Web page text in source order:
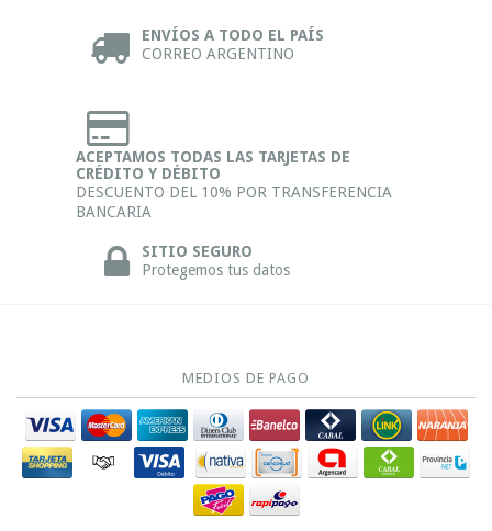
ENVÍOS A TODO EL PAÍS
CORREO ARGENTINO
ACEPTAMOS TODAS LAS TARJETAS DE
CRÉDITO Y DÉBITO
DESCUENTO DEL 10% POR TRANSFERENCIA
BANCARIA
SITIO SEGURO
Protegemos tus datos
MEDIOS DE PAGO